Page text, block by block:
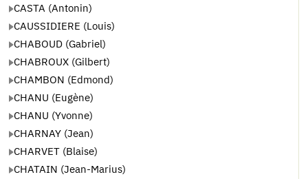
CASTA (Antonin)
CAUSSIDIERE (Louis)
CHABOUD (Gabriel)
CHABROUX (Gilbert)
CHAMBON (Edmond)
CHANU (Eugène)
CHANU (Yvonne)
CHARNAY (Jean)
CHARVET (Blaise)
CHATAIN (Jean-Marius)